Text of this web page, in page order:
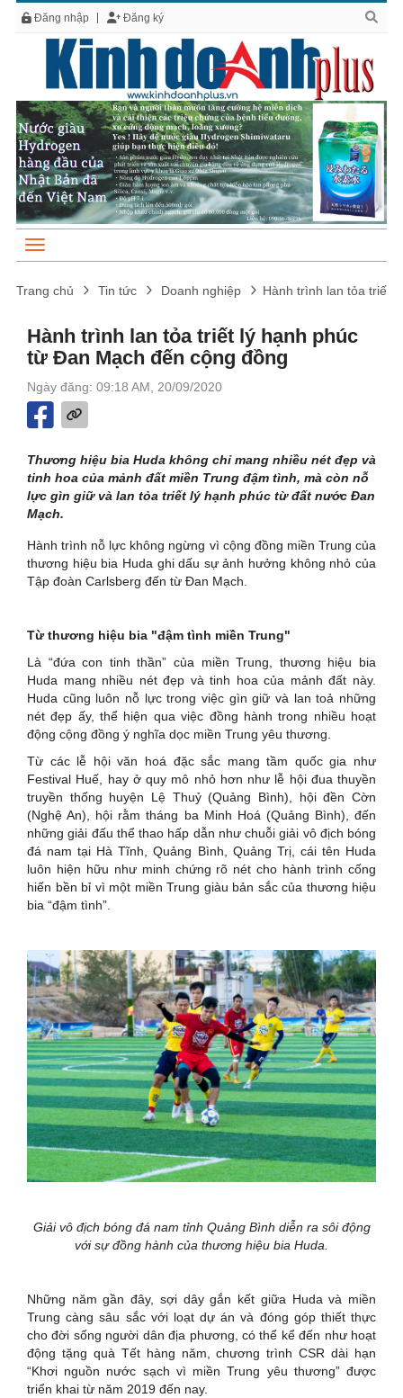
Đăng nhập Đăng ký
Trang chủ Tin tức Doanh nghiệp Hành trình lan tỏa triết
Hành trình lan tỏa triết lý hạnh phúc
từ Đan Mạch đến cộng đồng
Ngày đăng: 09:18 AM, 20/09/2020
Thương hiệu bia Huda không chỉ mang nhiều nét đẹp và
tinh hoa của mảnh đất miền Trung đậm tình, mà còn nỗ
lực gìn giữ và lan tỏa triết lý hạnh phúc từ đất nước Đan
Mạch.
Hành trình nỗ lực không ngừng vì cộng đồng miền Trung của
thương hiệu bia Huda ghi dấu sự ảnh hưởng không nhỏ của
Tập đoàn Carlsberg đến từ Đan Mạch.
Từ thương hiệu bia "đậm tình miền Trung"
Là “đứa con tinh thần” của miền Trung, thương hiệu bia
Huda mang nhiều nét đẹp và tinh hoa của mảnh đất này.
Huda cũng luôn nỗ lực trong việc gìn giữ và lan toả những
nét đẹp ấy, thể hiện qua việc đồng hành trong nhiều hoạt
động cộng đồng ý nghĩa dọc miền Trung yêu thương.
Từ các lễ hội văn hoá đặc sắc mang tầm quốc gia như
Festival Huế, hay ở quy mô nhỏ hơn như lễ hội đua thuyền
truyền thống huyện Lệ Thuỷ (Quảng Bình), hội đền Cờn
(Nghệ An), hội rằm tháng ba Minh Hoá (Quảng Bình), đến
những giải đấu thể thao hấp dẫn như chuỗi giải vô địch bóng
đá nam tại Hà Tĩnh, Quảng Bình, Quảng Trị, cái tên Huda
luôn hiện hữu như minh chứng rõ nét cho hành trình cống
hiến bền bỉ vì một miền Trung giàu bản sắc của thương hiệu
bia “đậm tình”.
Giải vô địch bóng đá nam tỉnh Quảng Bình diễn ra sôi động
với sự đồng hành của thương hiệu bia Huda.
Những năm gần đây, sợi dây gắn kết giữa Huda và miền
Trung càng sâu sắc với loạt dự án và đóng góp thiết thực
cho đời sống người dân địa phương, có thể kể đến như hoạt
động tặng quà Tết hàng năm, chương trình CSR dài hạn
“Khơi nguồn nước sạch vì miền Trung yêu thương” được
triển khai từ năm 2019 đến nay.